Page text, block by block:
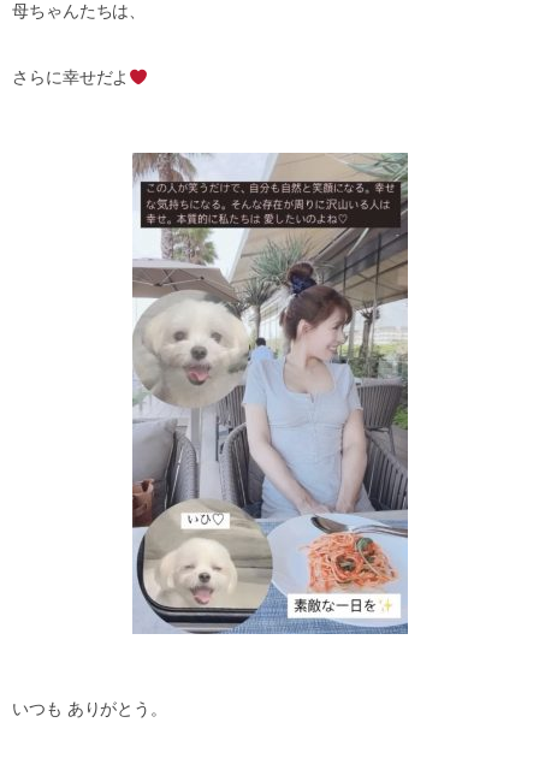
母ちゃんたちは、
さらに幸せだよ
いつも ありがとう。